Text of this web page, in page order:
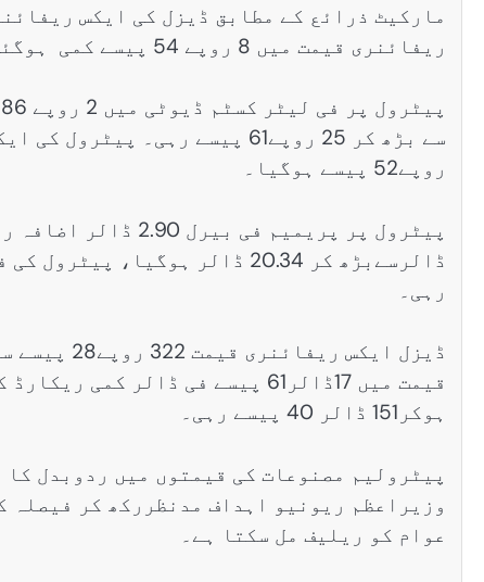
ریفائنری قیمت میں 8 روپے 54 پیسے کمی ہوگئی۔
روپے52 پیسے ہوگیا۔
رہی۔
ہوکر151 ڈالر 40 پیسے رہی۔
پیٹرولیم مصنوعات کی قیمتوں میں ردوبدل
وزیراعظم ریونیو اہداف مدنظررکھ کر
عوام کو ریلیف مل سکتا ہے۔